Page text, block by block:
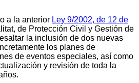
a la anterior Ley 9/2002, de 12 de
de Protección Civil y Gestión de
la inclusión de dos nuevas
los planes de
de eventos especiales, así como
y revisión de toda la